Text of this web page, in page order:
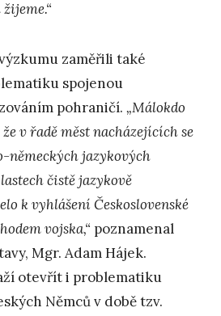
zaměřili také
spojenou
pohraničí. „Málokdo
v řadě měst nacházejících se
německých jazykových
čistě jazykově
k vyhlášení Československé
vojska,“ poznamenal
Mgr. Adam Hájek.
otevřít i problematiku
Němců v době tzv.